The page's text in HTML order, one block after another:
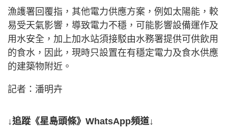
漁護署回覆指，其他電力供應方案，例如太陽能，較
易受天氣影響，導致電力不穩，可能影響設備運作及
用水安全，加上加水站須接駁由水務署提供可供飲用
的食水，因此，現時只設置在有穩定電力及食水供應
的建築物附近。
記者：潘明卉
↓追蹤《星島頭條》WhatsApp頻道↓